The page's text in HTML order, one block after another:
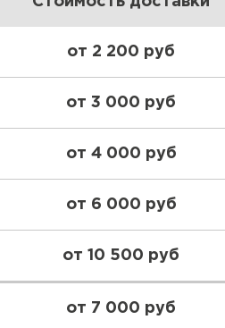
от 2 200 руб
от 3 000 руб
от 4 000 руб
от 6 000 руб
от 10 500 руб
от 7 000 руб